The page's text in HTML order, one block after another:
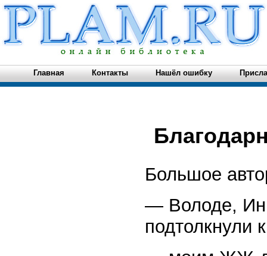
Главная Контакты Нашёл ошибку
Большое
— Володе,
подтолкнули